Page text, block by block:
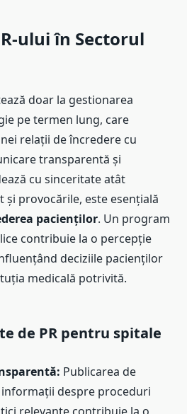
ului în Sectorul
doar la gestionarea
pe termen lung, care
relații de încredere cu
transparentă și
cu sinceritate atât
și provocările, este esențială
pacienților. Un program
contribuie la o percepție
deciziile pacienților
medicală potrivită.
de PR pentru spitale
Publicarea de
despre proceduri